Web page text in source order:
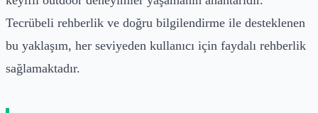
Tecrübeli rehberlik ve doğru bilgilendirme ile desteklenen
bu yaklaşım, her seviyeden kullanıcı için faydalı rehberlik
sağlamaktadır.